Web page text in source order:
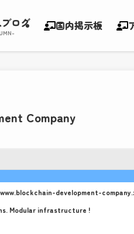
ログ 国内掲示板
Company
development-
Modular infrastructure !